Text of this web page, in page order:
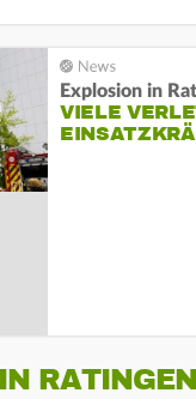
Explosion in
VIELE
RATINGEN